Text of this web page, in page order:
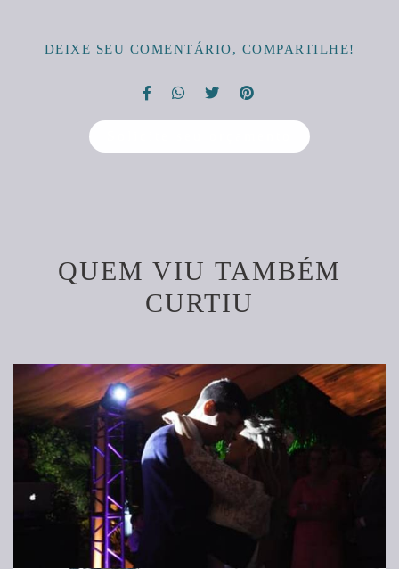
DEIXE SEU COMENTÁRIO, COMPARTILHE!
QUEM VIU TAMBÉM
CURTIU